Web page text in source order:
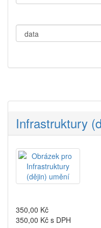
Infrastruktury
350,00 Kč
350,00 Kč s DPH